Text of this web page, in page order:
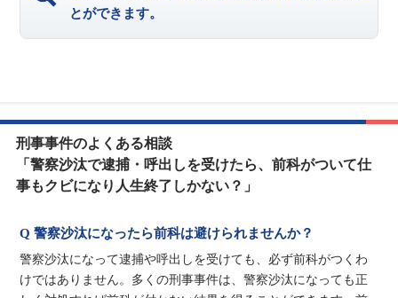
とができます。
刑事事件のよくある相談
「警察沙汰で逮捕・呼出しを受けたら、前科がついて仕
事もクビになり人生終了しかない？」
Q 警察沙汰になったら前科は避けられませんか？
警察沙汰になって逮捕や呼出しを受けても、必ず前科がつくわ
けではありません。多くの刑事事件は、警察沙汰になっても正